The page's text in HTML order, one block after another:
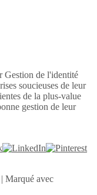
Gestion de l'identité
soucieuses de leur
de la plus-value
gestion de leur
| Marqué avec